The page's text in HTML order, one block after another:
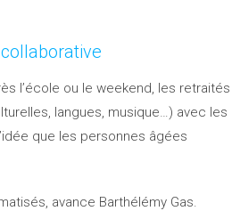
l’école ou le weekend, les retraités
langues, musique…) avec les
que les personnes âgées
avance Barthélémy Gas.